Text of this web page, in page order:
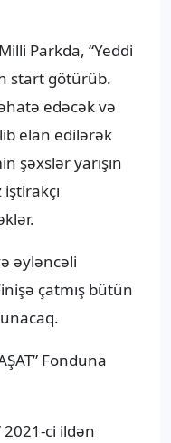
Parkda, “Yeddi
start götürüb.
edəcək və
elan edilərək
şəxslər yarışın
əyləncəli
çatmış bütün
Fonduna
2021-ci ildən